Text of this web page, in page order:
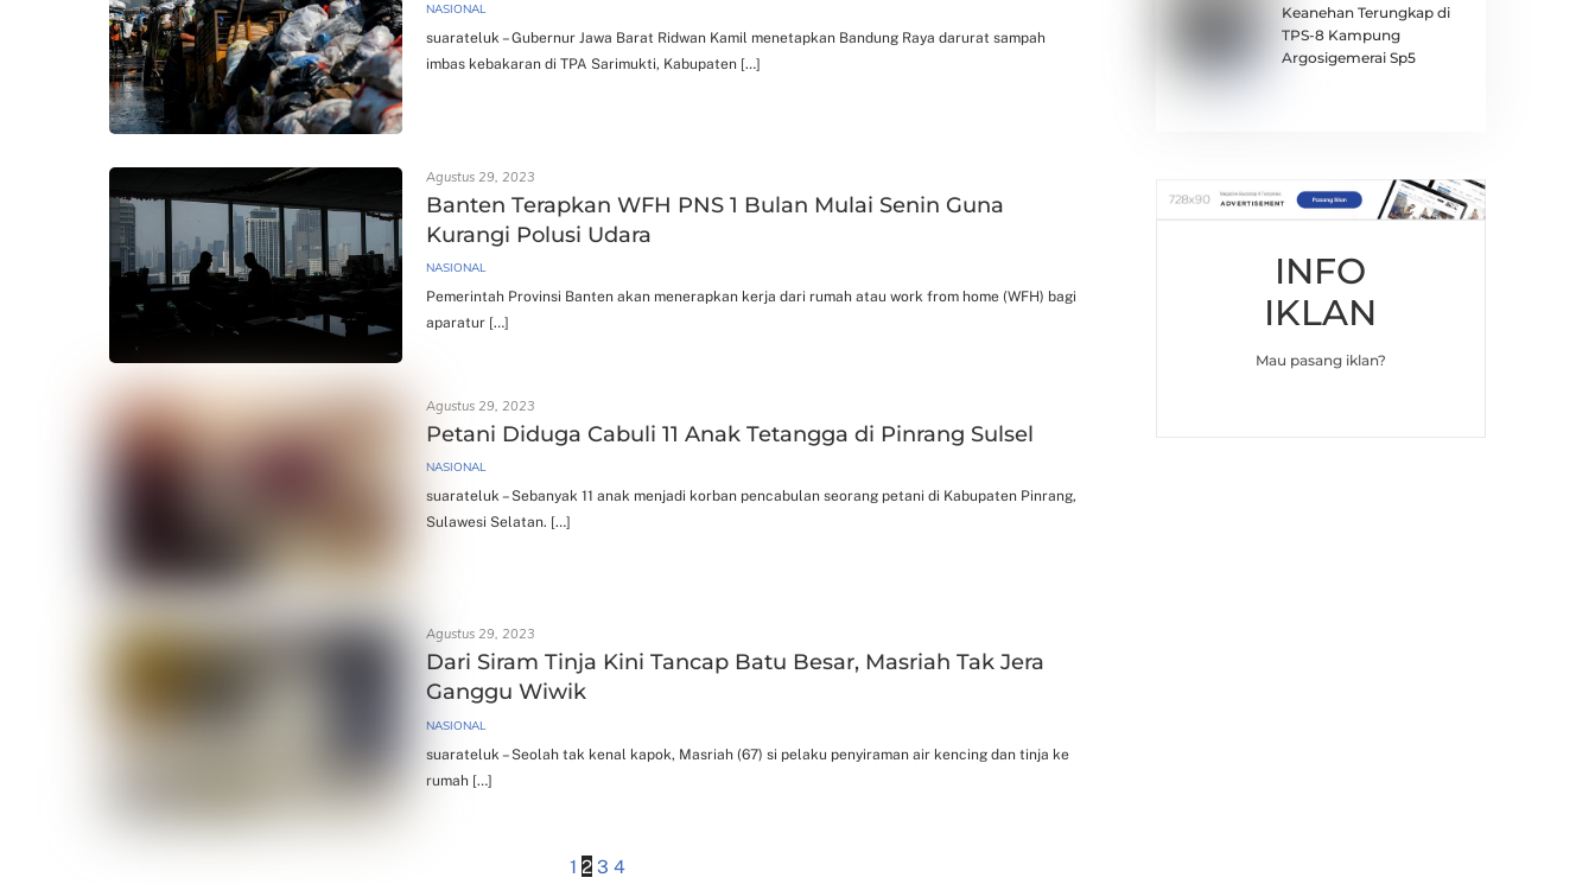
NASIONAL
suarateluk – Gubernur Jawa Barat Ridwan Kamil menetapkan Bandung Raya darurat sampah
imbas kebakaran di TPA Sarimukti, Kabupaten […]
Agustus 29, 2023
Banten Terapkan WFH PNS 1 Bulan Mulai Senin Guna
Kurangi Polusi Udara
NASIONAL
Pemerintah Provinsi Banten akan menerapkan kerja dari rumah atau work from home (WFH) bagi
aparatur […]
Agustus 29, 2023
Petani Diduga Cabuli 11 Anak Tetangga di Pinrang Sulsel
NASIONAL
suarateluk – Sebanyak 11 anak menjadi korban pencabulan seorang petani di Kabupaten Pinrang,
Sulawesi Selatan. […]
Agustus 29, 2023
Dari Siram Tinja Kini Tancap Batu Besar, Masriah Tak Jera
Ganggu Wiwik
NASIONAL
suarateluk – Seolah tak kenal kapok, Masriah (67) si pelaku penyiraman air kencing dan tinja ke
rumah […]
1 2 3 4
Keanehan Terungkap di
TPS-8 Kampung
Argosigemerai Sp5
INFO
IKLAN
Mau pasang iklan?